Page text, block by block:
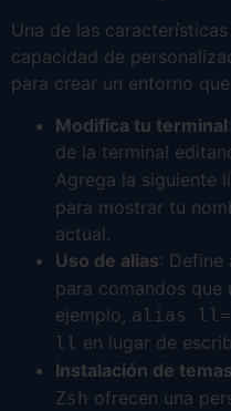
Una de las
capacidad de
para crear un entorno
Modifica tu terminal
de la terminal
Agrega la siguiente
para mostrar tu
actual.
Uso de alias: Define
para comandos que
ejemplo, alias
ll en lugar de
Instalación de temas
Zsh ofrecen una